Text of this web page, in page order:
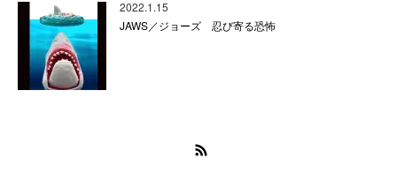
2022.1.15
JAWS／ジョーズ 忍び寄る恐怖